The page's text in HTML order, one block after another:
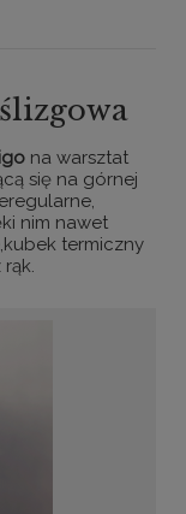
na warsztat
się na górnej
nim nawet
termiczny